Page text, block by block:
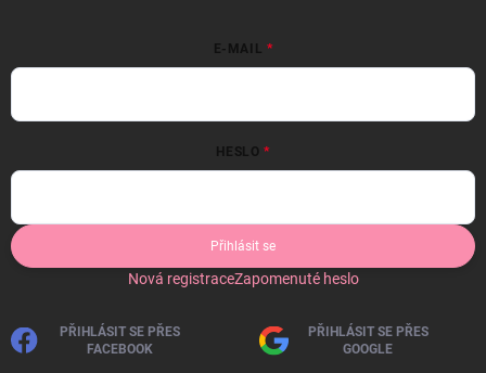
E-MAIL
HESLO
Přihlásit se
Nová registraceZapomenuté heslo
PŘIHLÁSIT SE PŘES
FACEBOOK
PŘIHLÁSIT SE PŘES
GOOGLE